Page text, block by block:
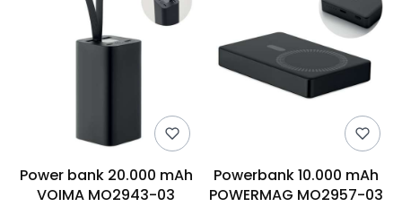
Power bank 20.000 mAh
VOIMA MO2943-03
Powerbank 10.000 mAh
POWERMAG MO2957-03